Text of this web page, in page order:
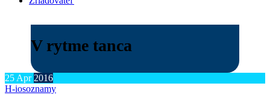
V rytme tanca
25 Apr 2016
H-iosoznamy